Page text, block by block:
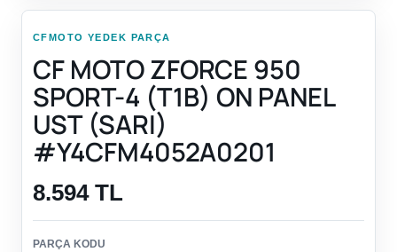
CFMOTO YEDEK PARÇA
CF MOTO ZFORCE 950
SPORT-4 (T1B) ON PANEL
UST (SARI)
#Y4CFM4052A0201
8.594 TL
PARÇA KODU